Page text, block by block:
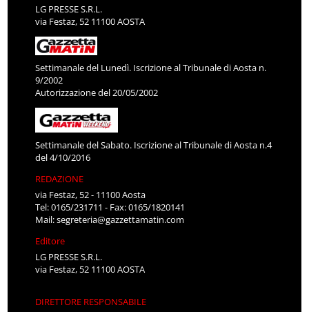
LG PRESSE S.R.L.
via Festaz, 52 11100 AOSTA
Settimanale del Lunedì. Iscrizione al Tribunale di Aosta n.
9/2002
Autorizzazione del 20/05/2002
Settimanale del Sabato. Iscrizione al Tribunale di Aosta n.4
del 4/10/2016
REDAZIONE
via Festaz, 52 - 11100 Aosta
Tel: 0165/231711 - Fax: 0165/1820141
Mail:segreteria@gazzettamatin.com
Editore
LG PRESSE S.R.L.
via Festaz, 52 11100 AOSTA
DIRETTORE RESPONSABILE